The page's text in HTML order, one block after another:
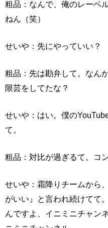
粗品：なんで、俺のレーベ
ねん（笑）
せいや：先にやっていい？
粗品：先は勘弁して。なん
限芸をしてたな？
せいや：はい。僕の
て。
粗品：対比が過ぎるて。コ
せいや：霜降りチームから
がいい』と言われ続けてて
んですよ、イニミニチャン